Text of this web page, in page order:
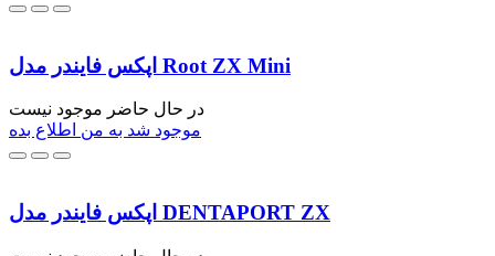
اپکس فایندر مدل Root ZX Mini
در حال حاضر موجود نیست
موجود شد به من اطلاع بده
اپکس فایندر مدل DENTAPORT ZX